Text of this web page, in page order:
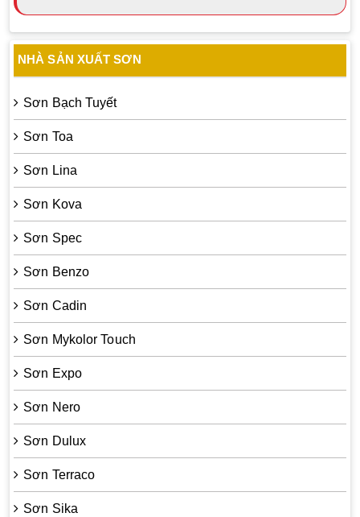
NHÀ SẢN XUẤT SƠN
Sơn Bạch Tuyết
Sơn Toa
Sơn Lina
Sơn Kova
Sơn Spec
Sơn Benzo
Sơn Cadin
Sơn Mykolor Touch
Sơn Expo
Sơn Nero
Sơn Dulux
Sơn Terraco
Sơn Sika